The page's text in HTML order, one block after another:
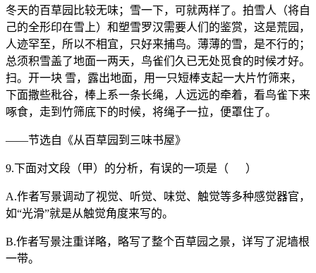
冬天的百草园比较无味；雪一下，可就两样了。拍雪人（将自
己的全形印在雪上）和塑雪罗汉需要人们的鉴赏，这是荒园，
人迹罕至，所以不相宜，只好来捕鸟。薄薄的雪，是不行的；
总须积雪盖了地面一两天，鸟雀们久已无处觅食的时候才好。
扫。开一块 雪，露出地面，用一只短棒支起一大片竹筛来，
下面撒些秕谷，棒上系一条长绳，人远远的牵着，看鸟雀下来
啄食，走到竹筛底下的时候，将绳子一拉，便罩住了。
——节选自《从百草园到三味书屋》
9.下面对文段（甲）的分析，有误的一项是（ ）
A.作者写景调动了视觉、听觉、味觉、触觉等多种感觉器官，
如“光滑”就是从触觉角度来写的。
B.作者写景注重详略，略写了整个百草园之景，详写了泥墙根
一带。